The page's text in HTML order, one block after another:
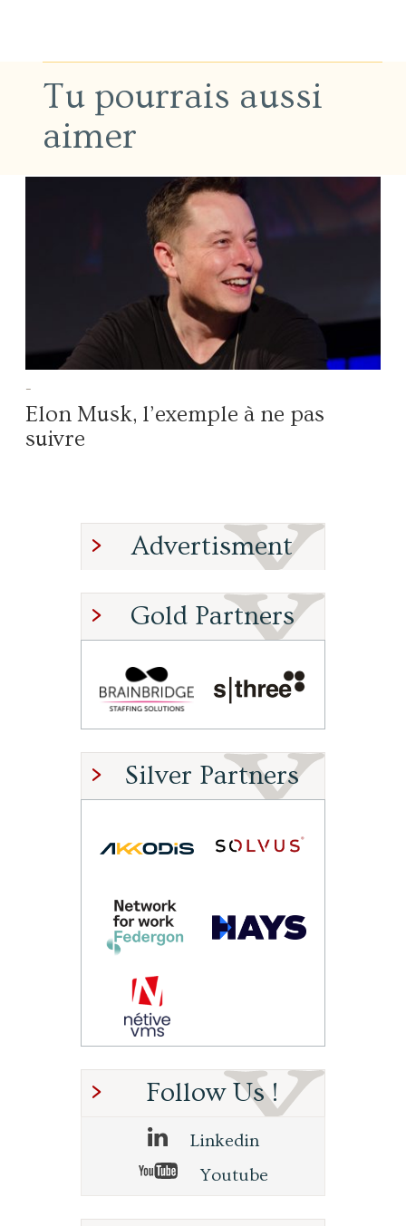
Tu pourrais aussi
aimer
-
Elon Musk, l’exemple à ne pas
suivre
Advertisment
Gold Partners
Silver Partners
Follow Us !
Linkedin
Youtube